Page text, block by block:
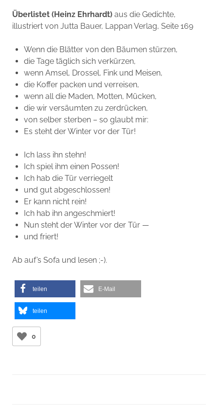
Überlistet (Heinz Ehrhardt) aus die Gedichte,
illustriert von Jutta Bauer, Lappan Verlag, Seite 169
Wenn die Blätter von den Bäumen stürzen,
die Tage täglich sich verkürzen,
wenn Amsel, Drossel, Fink und Meisen,
die Koffer packen und verreisen,
wenn all die Maden, Motten, Mücken,
die wir versäumten zu zerdrücken,
von selber sterben – so glaubt mir:
Es steht der Winter vor der Tür!
Ich lass ihn stehn!
Ich spiel ihm einen Possen!
Ich hab die Tür verriegelt
und gut abgeschlossen!
Er kann nicht rein!
Ich hab ihn angeschmiert!
Nun steht der Winter vor der Tür —
und friert!
Ab auf’s Sofa und lesen ;-).
teilen E-Mail
teilen
0